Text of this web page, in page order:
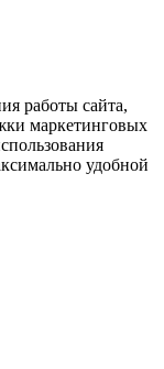
работы сайта,
маркетинговых
удобной